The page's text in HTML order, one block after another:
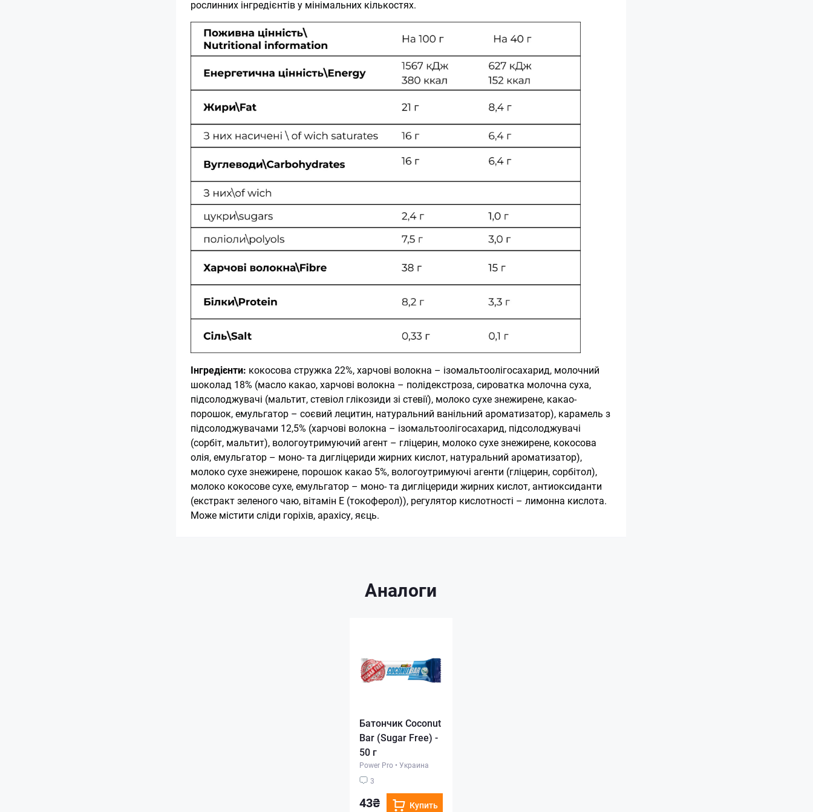
рослинних інгредієнтів у мінімальних кількостях.
Інгредієнти: кокосова стружка 22%, харчові волокна – ізомальтоолігосахарид, молочний
шоколад 18% (масло какао, харчові волокна – полідекстроза, сироватка молочна суха,
підсолоджувачі (мальтит, стевіол глікозиди зі стевії), молоко сухе знежирене, какао-
порошок, емульгатор – соєвий лецитин, натуральний ванільний ароматизатор), карамель з
підсолоджувачами 12,5% (харчові волокна – ізомальтоолігосахарид, підсолоджувачі
(сорбіт, мальтит), вологоутримуючий агент – гліцерин, молоко сухе знежирене, кокосова
олія, емульгатор – моно- та дигліцериди жирних кислот, натуральний ароматизатор),
молоко сухе знежирене, порошок какао 5%, вологоутримуючі агенти (гліцерин, сорбітол),
молоко кокосове сухе, емульгатор – моно- та дигліцериди жирних кислот, антиоксиданти
(екстракт зеленого чаю, вітамін E (токоферол)), регулятор кислотності – лимонна кислота.
Може містити сліди горіхів, арахісу, яєць.
Аналоги
Батончик Сoconut
Bar (Sugar Free) -
50 г
Power Pro • Украина
3
43₴ Купить